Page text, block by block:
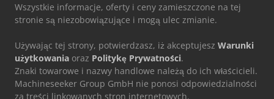
Wszystkie informacje, oferty i ceny zamieszczone na tej
stronie są niezobowiązujące i mogą ulec zmianie.
Używając tej strony, potwierdzasz, iż akceptujesz Warunki
użytkowania oraz Politykę Prywatności.
Znaki towarowe i nazwy handlowe należą do ich właścicieli.
Machineseeker Group GmbH nie ponosi odpowiedzialności
za treści linkowanych stron internetowych.